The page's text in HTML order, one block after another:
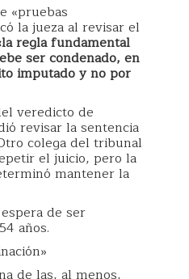
«pruebas
la jueza al revisar el
regla fundamental
ser condenado, en
imputado y no por
veredicto de
revisar la sentencia
colega del tribunal
el juicio, pero la
mantener la
de ser
años.